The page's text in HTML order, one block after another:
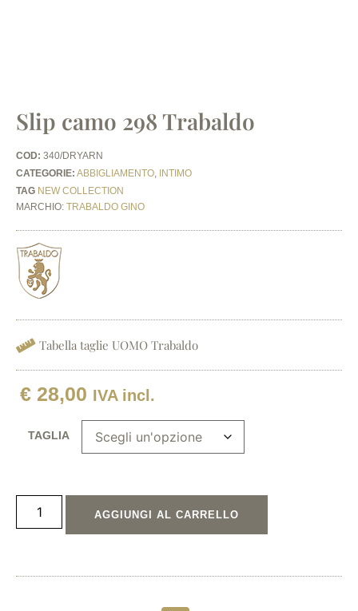
Slip camo 298 Trabaldo
COD: 340/DRYARN
CATEGORIE: ABBIGLIAMENTO, INTIMO
TAG NEW COLLECTION
MARCHIO: TRABALDO GINO
Tabella taglie UOMO Trabaldo
€ 28,00 IVA incl.
TAGLIA
AGGIUNGI AL CARRELLO